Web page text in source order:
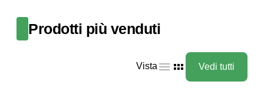
Prodotti più venduti
Vista Vedi tutti